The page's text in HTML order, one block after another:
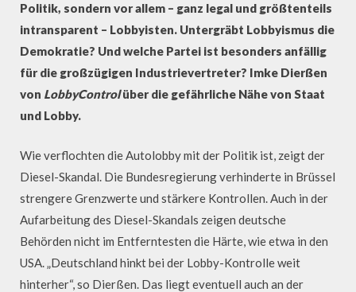
Politik, sondern vor allem – ganz legal und größtenteils
intransparent – Lobbyisten. Untergräbt Lobbyismus die
Demokratie? Und welche Partei ist besonders anfällig
für die großzügigen Industrievertreter? Imke Dierßen
von LobbyControlüber die gefährliche Nähe von Staat
und Lobby.
Wie verflochten die Autolobby mit der Politik ist, zeigt der
Diesel-Skandal. Die Bundesregierung verhinderte in Brüssel
strengere Grenzwerte und stärkere Kontrollen. Auch in der
Aufarbeitung des Diesel-Skandals zeigen deutsche
Behörden nicht im Entferntesten die Härte, wie etwa in den
USA. „Deutschland hinkt bei der Lobby-Kontrolle weit
hinterher“, so Dierßen. Das liegt eventuell auch an der